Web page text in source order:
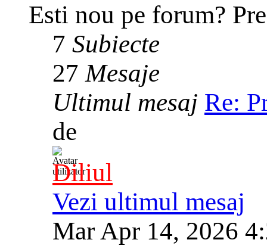
Esti nou pe forum?
7 Subiecte
27Mesaje
Ultimul mesaj Re:
de
Diliul
Vezi ultimul mesaj
Mar Apr 14, 2026